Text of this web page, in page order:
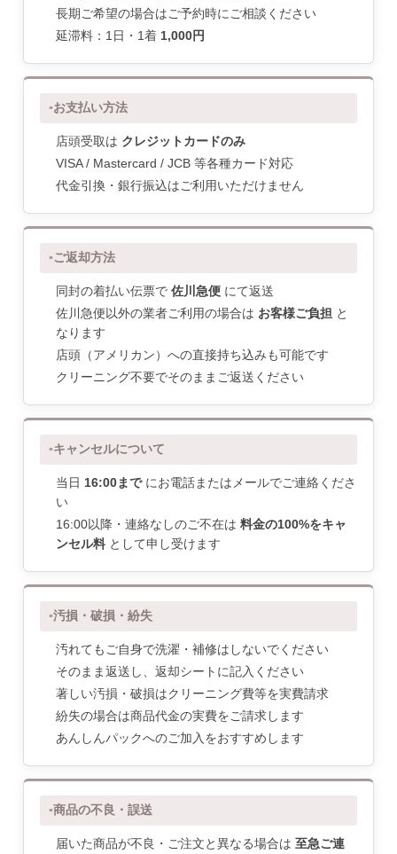
長期ご希望の場合はご予約時にご相談ください
延滞料：1日・1着1,000円
お支払い方法
店頭受取は クレジットカードのみ
VISA / Mastercard / JCB 等各種カード対応
代金引換・銀行振込はご利用いただけません
ご返却方法
同封の着払い伝票で佐川急便 にて返送
佐川急便以外の業者ご利用の場合は お客様ご負担 と
なります
店頭（アメリカン）への直接持ち込みも可能です
クリーニング不要でそのままご返送ください
キャンセルについて
当日16:00までにお電話またはメールでご連絡くださ
い
16:00以降・連絡なしのご不在は料金の100%をキャ
ンセル料 として申し受けます
汚損・破損・紛失
汚れてもご自身で洗濯・補修はしないでください
そのまま返送し、返却シートに記入ください
著しい汚損・破損はクリーニング費等を実費請求
紛失の場合は商品代金の実費をご請求します
あんしんパックへのご加入をおすすめします
商品の不良・誤送
届いた商品が不良・ご注文と異なる場合は至急ご連